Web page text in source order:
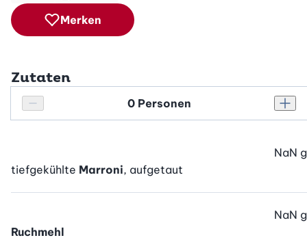
Merken
Zutaten
Personenanzahl verringern
Personenanzahl
tiefgekühlte Marroni, aufgetaut
NaN g
Ruchmehl
NaN g